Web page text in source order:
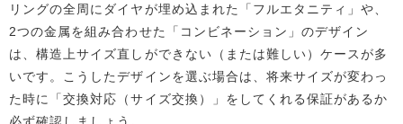
リングの全周にダイヤが埋め込まれた「フルエタニティ」や、
2つの金属を組み合わせた「コンビネーション」のデザイン
は、構造上サイズ直しができない（または難しい）ケースが多
いです。こうしたデザインを選ぶ場合は、将来サイズが変わっ
た時に「交換対応（サイズ交換）」をしてくれる保証があるか
必ず確認しましょう。